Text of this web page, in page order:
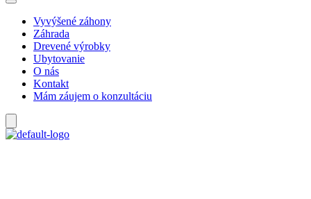
Vyvýšené záhony
Záhrada
Drevené výrobky
Ubytovanie
O nás
Kontakt
Mám záujem o konzultáciu